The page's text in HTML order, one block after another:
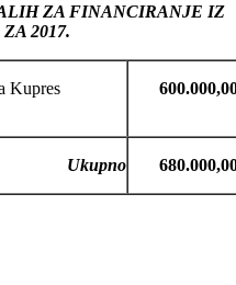
ZA FINANCIRANJE IZ
2017.
Kupres
Ukupno